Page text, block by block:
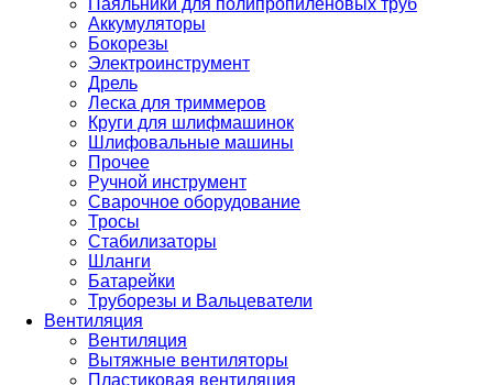
Паяльники для полипропиленовых труб
Аккумуляторы
Бокорезы
Электроинструмент
Дрель
Леска для триммеров
Круги для шлифмашинок
Шлифовальные машины
Прочее
Ручной инструмент
Сварочное оборудование
Тросы
Стабилизаторы
Шланги
Батарейки
Труборезы и Вальцеватели
Вентиляция
Вентиляция
Вытяжные вентиляторы
Пластиковая вентиляция